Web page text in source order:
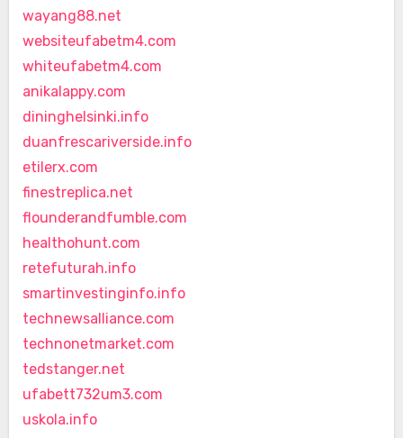
wayang88.net
websiteufabetm4.com
whiteufabetm4.com
anikalappy.com
dininghelsinki.info
duanfrescariverside.info
etilerx.com
finestreplica.net
flounderandfumble.com
healthohunt.com
retefuturah.info
smartinvestinginfo.info
technewsalliance.com
technonetmarket.com
tedstanger.net
ufabett732um3.com
uskola.info